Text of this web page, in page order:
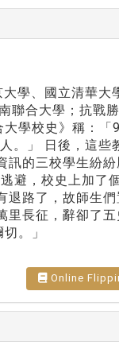
、國立清華大
聯合大學；抗戰
學校史》稱：「
。」 日後，這些
的三校學生紛紛
避，校史上加了
路了，故師生
長征，辭卻了五
。」
Online